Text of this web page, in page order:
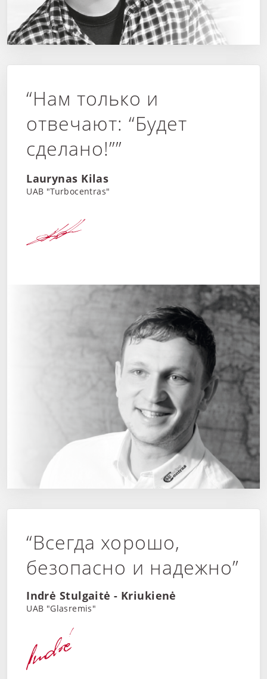
“Нам только и
отвечают: “Будет
сделано!””
Laurynas Kilas
UAB "Turbocentras"
“Всегда хорошо,
безопасно и надежно”
Indrė Stulgaitė - Kriukienė
UAB "Glasremis"